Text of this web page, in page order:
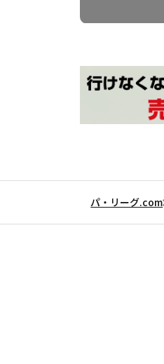
パ・リーグ.com